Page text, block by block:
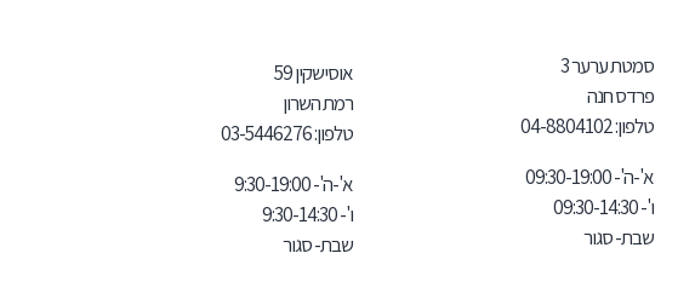
סמטת ערער 3
פרדס חנה
טלפון:
04-8804102
א'-ה'- 09:30-19:00
ו'- 09:30-14:30
שבת- סגור
אוסישקין 59
רמת השרון
טלפון:03-5446276
א'-ה'- 9:30-19:00
ו'- 9:30-14:30
שבת- סגור